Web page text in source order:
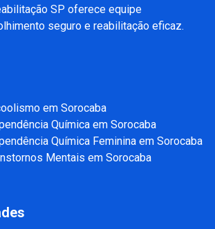
SP oferece equipe
seguro e reabilitação eficaz.
em Sorocaba
Química em Sorocaba
Química Feminina em Sorocaba
Mentais em Sorocaba